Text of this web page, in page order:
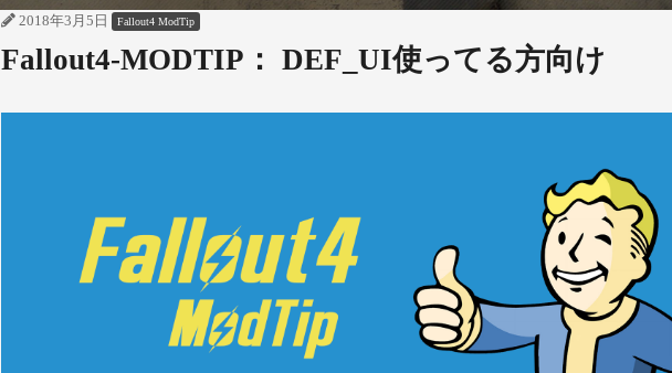
2018年3月5日 Fallout4 ModTip
Fallout4-MODTIP： DEF_UI使ってる方向け